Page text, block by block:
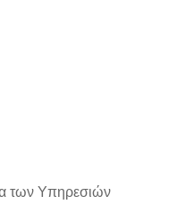
των Υπηρεσιών